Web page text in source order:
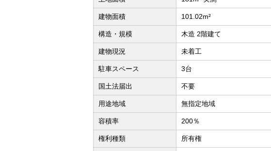
建物面積 101.02m²
構造・規模 木造 2階建て
建物現況 未着工
駐車スペース 3台
国土法届出 不要
用途地域 無指定地域
容積率 200％
権利種類 所有権